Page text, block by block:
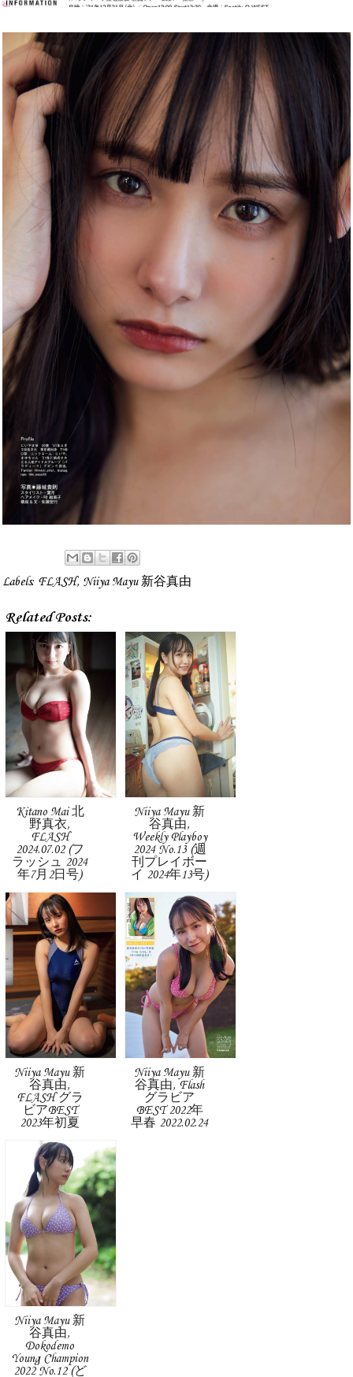
Labels: FLASH, Niiya Mayu 新谷真由
Related Posts:
Kitano Mai 北
野真衣,
FLASH
2024.07.02 (フ
ラッシュ 2024
年7月2日号)
Niiya Mayu 新
谷真由,
Weekly Playboy
2024 No.13 (週
刊プレイボー
イ 2024年13号)
Niiya Mayu 新
谷真由,
FLASH グラ
ビアBEST
2023年初夏
Niiya Mayu 新
谷真由, Flash
グラビア
BEST 2022年
早春 2022.02.24
Niiya Mayu 新
谷真由,
Dokodemo
Young Champion
2022 No.12 (ど